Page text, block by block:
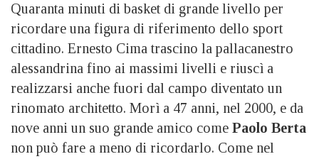
Quaranta minuti di basket di grande livello per
ricordare una figura di riferimento dello sport
cittadino. Ernesto Cima trascino la pallacanestro
alessandrina fino ai massimi livelli e riuscì a
realizzarsi anche fuori dal campo diventato un
rinomato architetto. Morì a 47 anni, nel 2000, e da
nove anni un suo grande amico come Paolo Berta
non può fare a meno di ricordarlo. Come nel